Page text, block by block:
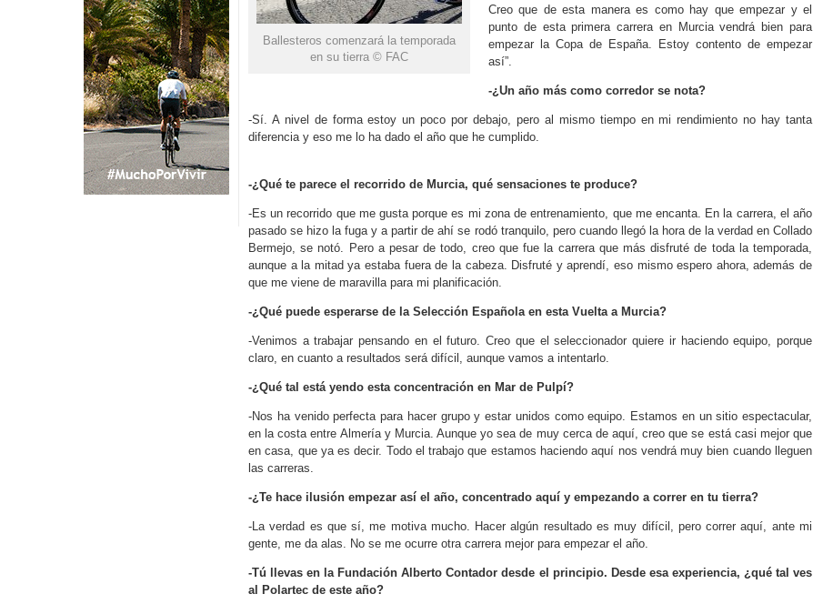
Ballesteros comenzará la temporada
en su tierra © FAC
Creo que de esta manera es como hay que empezar y el
punto de esta primera carrera en Murcia vendrá bien para
empezar la Copa de España. Estoy contento de empezar
así”.
-¿Un año más como corredor se nota?
-Sí. A nivel de forma estoy un poco por debajo, pero al mismo tiempo en mi rendimiento no hay tanta
diferencia y eso me lo ha dado el año que he cumplido.
-¿Qué te parece el recorrido de Murcia, qué sensaciones te produce?
-Es un recorrido que me gusta porque es mi zona de entrenamiento, que me encanta. En la carrera, el año
pasado se hizo la fuga y a partir de ahí se rodó tranquilo, pero cuando llegó la hora de la verdad en Collado
Bermejo, se notó. Pero a pesar de todo, creo que fue la carrera que más disfruté de toda la temporada,
aunque a la mitad ya estaba fuera de la cabeza. Disfruté y aprendí, eso mismo espero ahora, además de
que me viene de maravilla para mi planificación.
-¿Qué puede esperarse de la Selección Española en esta Vuelta a Murcia?
-Venimos a trabajar pensando en el futuro. Creo que el seleccionador quiere ir haciendo equipo, porque
claro, en cuanto a resultados será difícil, aunque vamos a intentarlo.
-¿Qué tal está yendo esta concentración en Mar de Pulpí?
-Nos ha venido perfecta para hacer grupo y estar unidos como equipo. Estamos en un sitio espectacular,
en la costa entre Almería y Murcia. Aunque yo sea de muy cerca de aquí, creo que se está casi mejor que
en casa, que ya es decir. Todo el trabajo que estamos haciendo aquí nos vendrá muy bien cuando lleguen
las carreras.
-¿Te hace ilusión empezar así el año, concentrado aquí y empezando a correr en tu tierra?
-La verdad es que sí, me motiva mucho. Hacer algún resultado es muy difícil, pero correr aquí, ante mi
gente, me da alas. No se me ocurre otra carrera mejor para empezar el año.
-Tú llevas en la Fundación Alberto Contador desde el principio. Desde esa experiencia, ¿qué tal ves
al Polartec de este año?